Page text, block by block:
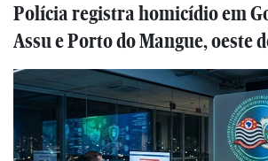
Polícia registra homicídio em
Assu e Porto do Mangue, oeste